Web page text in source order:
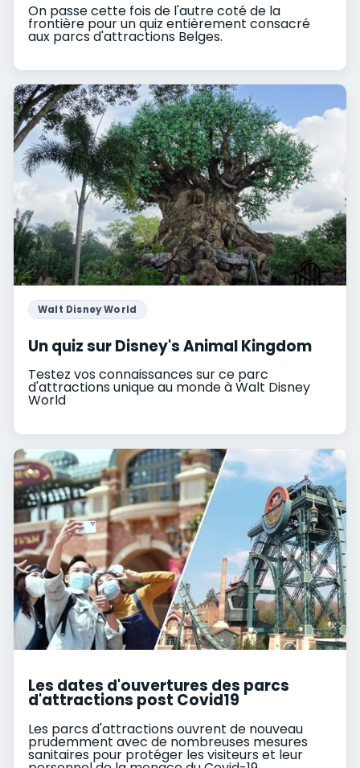
On passe cette fois de l'autre coté de la
frontière pour un quiz entièrement consacré
aux parcs d'attractions Belges.
Walt Disney World
Un quiz sur Disney's Animal Kingdom
Testez vos connaissances sur ce parc
d'attractions unique au monde à Walt Disney
World
Les dates d'ouvertures des parcs
d'attractions post Covid19
Les parcs d'attractions ouvrent de nouveau
prudemment avec de nombreuses mesures
sanitaires pour protéger les visiteurs et leur